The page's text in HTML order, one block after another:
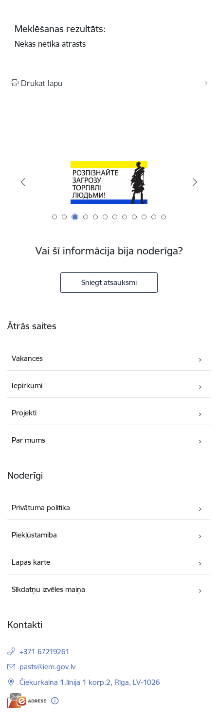
Meklēšanas rezultāts:
Nekas netika atrasts
Drukāt lapu
Vai šī informācija bija noderīga?
Sniegt atsauksmi
Ātrās saites
Vakances
Iepirkumi
Projekti
Par mums
Noderīgi
Privātuma politika
Piekļūstamība
Lapas karte
Sīkdatņu izvēles maiņa
Kontakti
+371 67219261
E-pasts:
pasts@iem.gov.lv
Čiekurkalna 1.līnija 1 korp.2, Rīga, LV-1026